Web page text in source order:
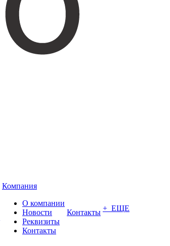
Компания
О компании
Новости
Реквизиты
Контакты
Контакты + ЕЩЕ